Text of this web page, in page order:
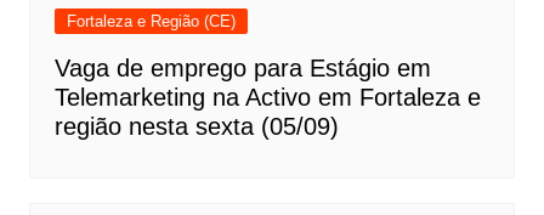
Fortaleza e Região (CE)
Vaga de emprego para Estágio em
Telemarketing na Activo em Fortaleza e
região nesta sexta (05/09)